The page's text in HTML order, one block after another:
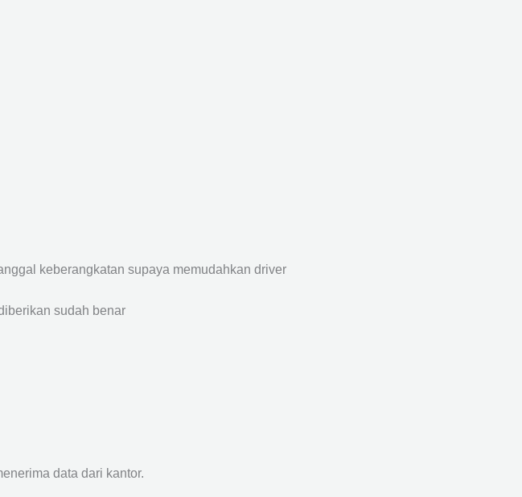
keberangkatan supaya memudahkan driver
sudah benar
data dari kantor.